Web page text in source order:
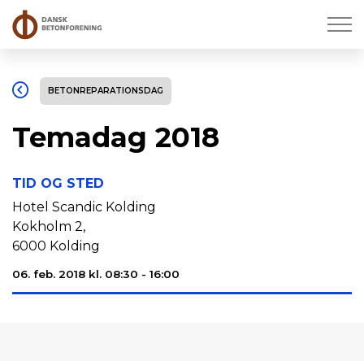
BETONREPARATIONSDAG
Temadag 2018
TID OG STED
Hotel Scandic Kolding
Kokholm 2,
6000 Kolding
06. feb. 2018 kl. 08:30 - 16:00